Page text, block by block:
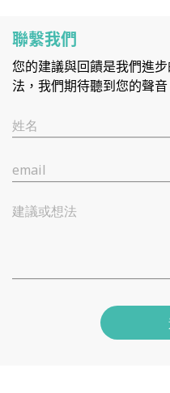
聯繫我們
您的建議與回饋是我們進
法，我們期待聽到您的聲音
姓名
email
建議或想法